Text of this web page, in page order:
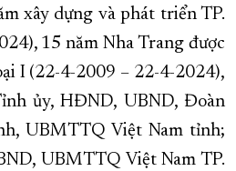
VÀ PHÁT TRIỂN TỈNH KHÁNH HÒA
THÀNH THÀNH PHỐ TRỰC THUỘC
CHỦ VỀ BÁO KHÁNH HÒA
xây dựng và phát triển TP.
15 năm Nha Trang được
I (22-4-2009 – 22-4-2024),
ủy, HĐND, UBND, Đoàn
UBMTTQ Việt Nam tỉnh;
UBMTTQ Việt Nam TP.